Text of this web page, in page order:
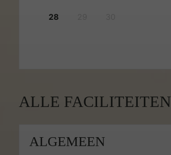
28
ALLE FACILITEITEN
ALGEMEEN